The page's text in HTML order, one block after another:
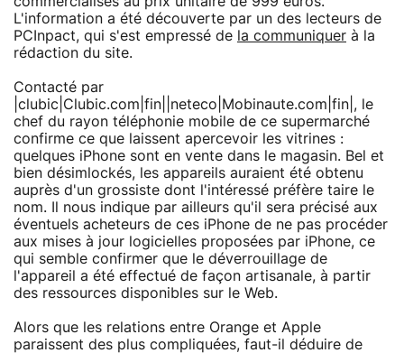
L'information a été découverte par un des lecteurs de
PCInpact, qui s'est empressé de la communiquer à la
rédaction du site.
Contacté par
|clubic|Clubic.com|fin||neteco|Mobinaute.com|fin|, le
chef du rayon téléphonie mobile de ce supermarché
confirme ce que laissent apercevoir les vitrines :
quelques iPhone sont en vente dans le magasin. Bel et
bien désimlockés, les appareils auraient été obtenu
auprès d'un grossiste dont l'intéressé préfère taire le
nom. Il nous indique par ailleurs qu'il sera précisé aux
éventuels acheteurs de ces iPhone de ne pas procéder
aux mises à jour logicielles proposées par iPhone, ce
qui semble confirmer que le déverrouillage de
l'appareil a été effectué de façon artisanale, à partir
des ressources disponibles sur le Web.
Alors que les relations entre Orange et Apple
paraissent des plus compliquées, faut-il déduire de